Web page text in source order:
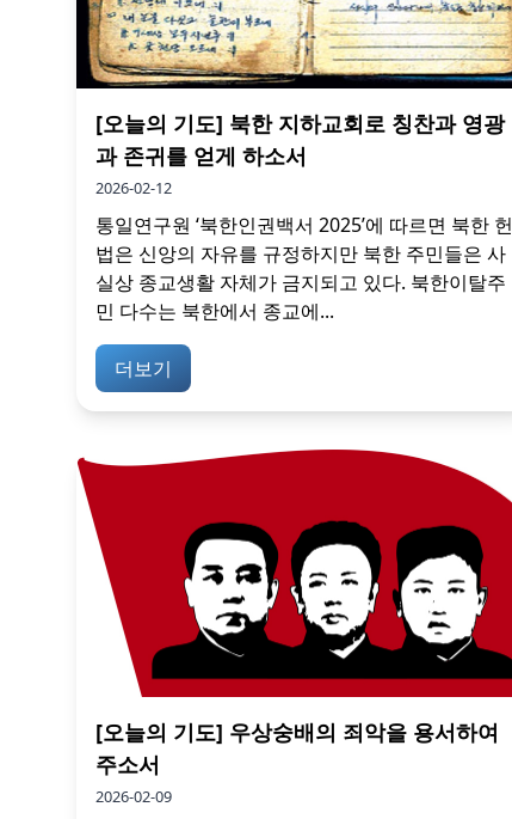
[오늘의 기도] 북한 지하교회로 칭찬과 영광
과 존귀를 얻게 하소서
2026-02-12
통일연구원 ‘북한인권백서 2025’에 따르면 북한 헌
법은 신앙의 자유를 규정하지만 북한 주민들은 사
실상 종교생활 자체가 금지되고 있다. 북한이탈주
민 다수는 북한에서 종교에...
더보기
[오늘의 기도] 우상숭배의 죄악을 용서하여
주소서
2026-02-09